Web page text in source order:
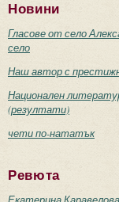
Новини
Гласове от село
село
Наш автор с
Национален
(резултати)
чети по-нататък
Ревюта